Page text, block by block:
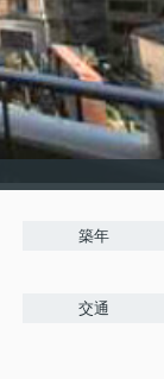
築年
交通